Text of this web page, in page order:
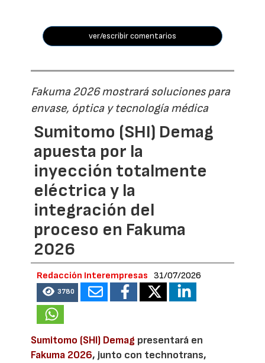
ver/escribir comentarios
Fakuma 2026 mostrará soluciones para
envase, óptica y tecnología médica
Sumitomo (SHI) Demag
apuesta por la
inyección totalmente
eléctrica y la
integración del
proceso en Fakuma
2026
Redacción Interempresas 31/07/2026
3780
Sumitomo (SHI) Demag presentará en
Fakuma 2026, junto con technotrans,